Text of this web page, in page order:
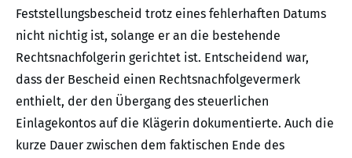
Feststellungsbescheid trotz eines fehlerhaften Datums
nicht nichtig ist, solange er an die bestehende
Rechtsnachfolgerin gerichtet ist. Entscheidend war,
dass der Bescheid einen Rechtsnachfolgevermerk
enthielt, der den Übergang des steuerlichen
Einlagekontos auf die Klägerin dokumentierte. Auch die
kurze Dauer zwischen dem faktischen Ende des